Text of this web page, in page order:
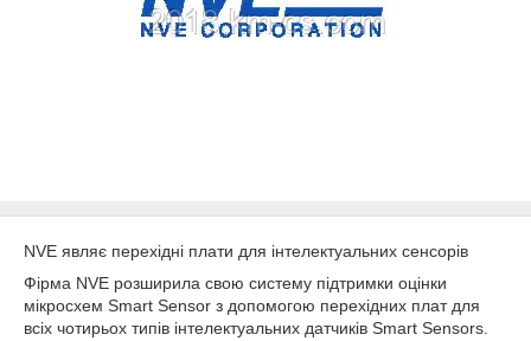
NVE являє перехідні плати для інтелектуальних сенсорів
Фірма NVE розширила свою систему підтримки оцінки
мікросхем Smart Sensor з допомогою перехідних плат для
всіх чотирьох типів інтелектуальних датчиків Smart Sensors.